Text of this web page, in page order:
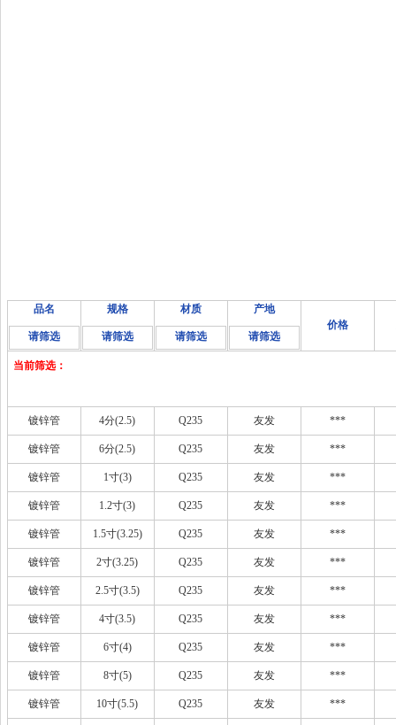
品名
请筛选
规格
请筛选
材质
请筛选
产地
请筛选
价格
当前筛选：
镀锌管 4分(2.5) Q235 友发 ***
镀锌管 6分(2.5) Q235 友发 ***
镀锌管 1寸(3) Q235 友发 ***
镀锌管 1.2寸(3) Q235 友发 ***
镀锌管 1.5寸(3.25) Q235 友发 ***
镀锌管 2寸(3.25) Q235 友发 ***
镀锌管 2.5寸(3.5) Q235 友发 ***
镀锌管 4寸(3.5) Q235 友发 ***
镀锌管 6寸(4) Q235 友发 ***
镀锌管 8寸(5) Q235 友发 ***
镀锌管 10寸(5.5) Q235 友发 ***